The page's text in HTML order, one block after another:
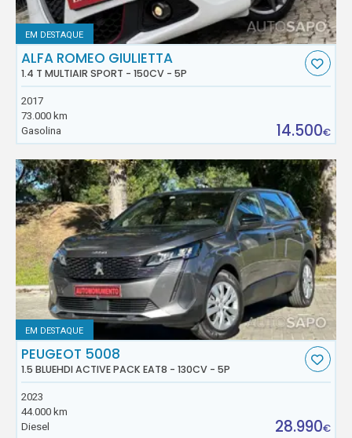
EM DESTAQUE
ALFA ROMEO GIULIETTA
1.4 T MULTIAIR SPORT - 150CV - 5P
2017
73.000 km
Gasolina
14.500€
EM DESTAQUE
PEUGEOT 5008
1.5 BLUEHDI ACTIVE PACK EAT8 - 130CV - 5P
2023
44.000 km
Diesel
28.990€